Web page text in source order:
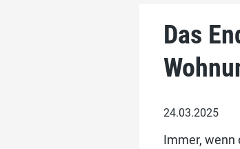
Das
24.03.2025
Immer, wenn